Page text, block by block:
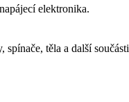
elektronika.
spínače, těla a další